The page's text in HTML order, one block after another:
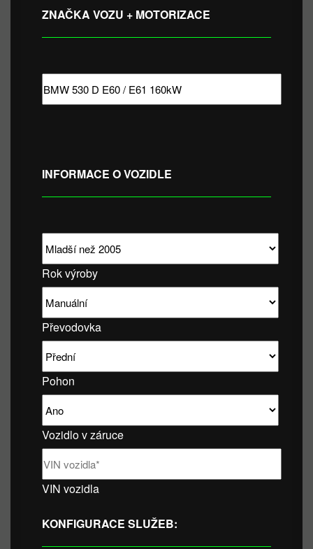
ZNAČKA VOZU + MOTORIZACE
INFORMACE O VOZIDLE
Rok výroby
Převodovka
Pohon
Vozidlo v záruce
VIN vozidla
KONFIGURACE SLUŽEB: